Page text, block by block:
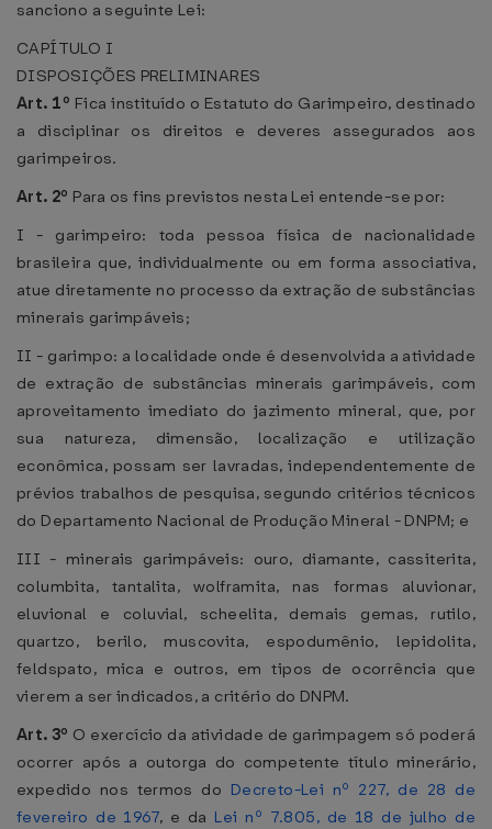
sanciono a seguinte Lei:
CAPÍTULO I
DISPOSIÇÕES PRELIMINARES
Art. 1º Fica instituído o Estatuto do Garimpeiro, destinado
a disciplinar os direitos e deveres assegurados aos
garimpeiros.
Art. 2º Para os fins previstos nesta Lei entende-se por:
I - garimpeiro: toda pessoa física de nacionalidade
brasileira que, individualmente ou em forma associativa,
atue diretamente no processo da extração de substâncias
minerais garimpáveis;
II - garimpo: a localidade onde é desenvolvida a atividade
de extração de substâncias minerais garimpáveis, com
aproveitamento imediato do jazimento mineral, que, por
sua natureza, dimensão, localização e utilização
econômica, possam ser lavradas, independentemente de
prévios trabalhos de pesquisa, segundo critérios técnicos
do Departamento Nacional de Produção Mineral - DNPM; e
III - minerais garimpáveis: ouro, diamante, cassiterita,
columbita, tantalita, wolframita, nas formas aluvionar,
eluvional e coluvial, scheelita, demais gemas, rutilo,
quartzo, berilo, muscovita, espodumênio, lepidolita,
feldspato, mica e outros, em tipos de ocorrência que
vierem a ser indicados, a critério do DNPM.
Art. 3º O exercício da atividade de garimpagem só poderá
ocorrer após a outorga do competente título minerário,
expedido nos termos do Decreto-Lei nº 227, de 28 de
fevereiro de 1967, e da Lei nº 7.805, de 18 de julho de